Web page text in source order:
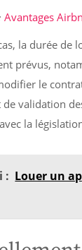
Avantages
la durée de
prévus,
le
de validation
la
: Louer un